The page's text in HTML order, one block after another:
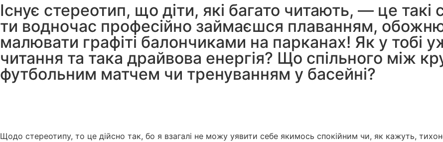
Існує стереотип, що діти, які багато читають, — це такі
ти водночас професійно займаєшся плаванням,
малювати графіті балончиками на парканах! Як у тобі
читання та така драйвова енергія? Що спільного між
футбольним матчем чи тренуванням у басейні?
Щодо стереотипу, то це дійсно так, бо я взагалі не можу уявити себе якимось спокійним чи, як кажуть,